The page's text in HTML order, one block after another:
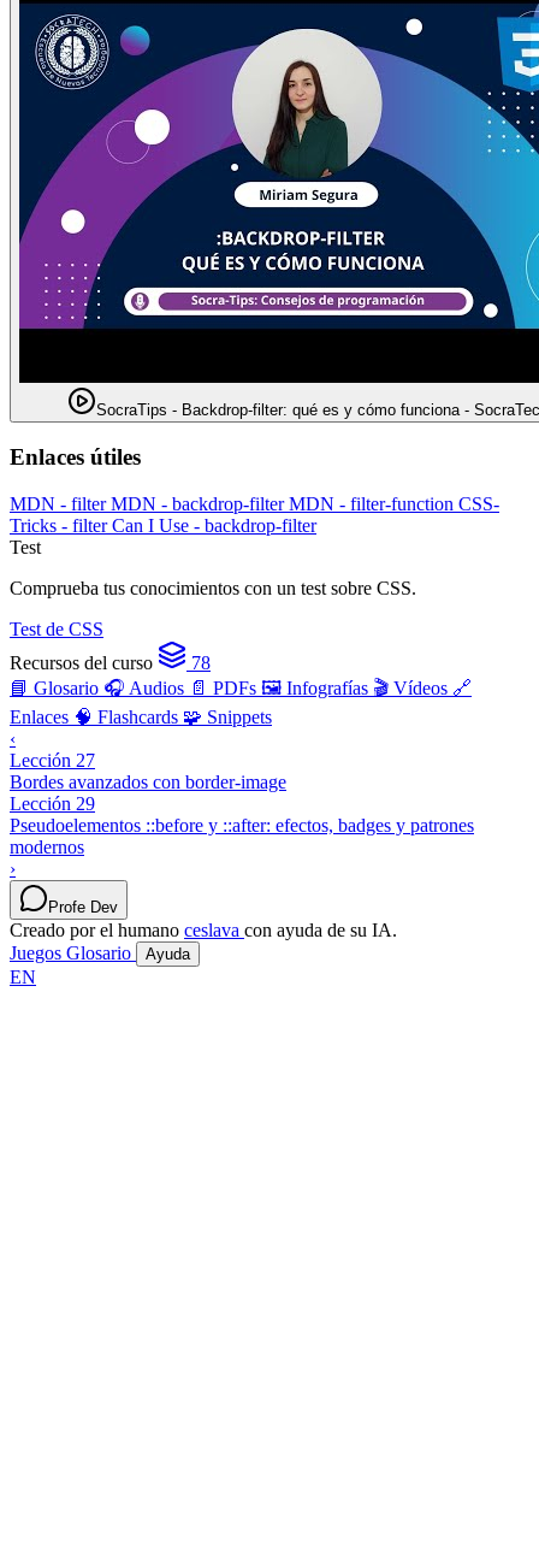
SocraTips - Backdrop-filter: qué es y cómo funciona -
Enlaces útiles
MDN - filterMDN - backdrop-filterMDN - filter-function CSS-
Tricks - filterCan I Use - backdrop-filter
Test
Comprueba tus conocimientos con un test sobre CSS.
Test de CSS
Recursos del curso
78
📘 Glosario 🎧 Audios 📄 PDFs 🖼️ Infografías 🎬 Vídeos 🔗
Enlaces 🧠 Flashcards 🧩 Snippets
‹
Lección 27
Bordes avanzados con border-image
Lección 29
Pseudoelementos ::before y ::after: efectos, badges y patrones
modernos
›
Profe Dev
Creado por el humano ceslava con ayuda de su IA.
Juegos Glosario Ayuda
EN